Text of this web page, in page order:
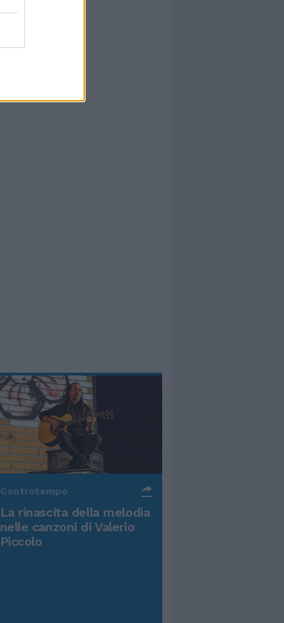
Controtempo
La rinascita della melodia
nelle canzoni di Valerio
Piccolo